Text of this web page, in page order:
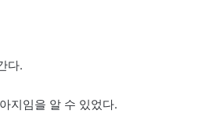
다.
지임을 알 수 있었다.